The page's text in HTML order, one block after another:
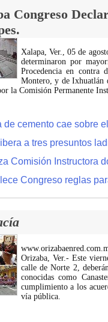
Congreso
Xalapa, Ver., 05 de
determinaron por
Procedencia en contra
Montero, y de Ixhuatlán
la Comisión Permanente
de cemento cae sobre
a tres presuntos
Comisión Instructora
Congreso reglas
Orizaba, Ver.- Este
calle de Norte 2,
conocidas como
cumplimiento a los
vía pública.